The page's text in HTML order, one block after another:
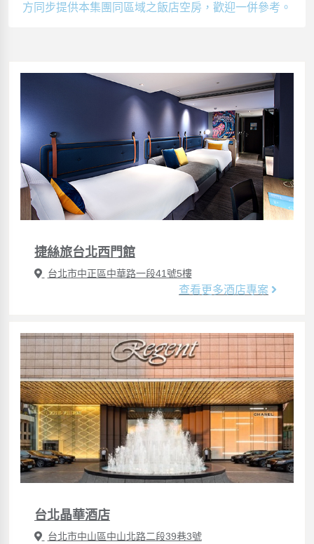
方同步提供本集團同區域之飯店空房，歡迎一併參考。
捷絲旅台北西門館
台北市中正區中華路一段41號5樓
查看更多酒店專案
台北晶華酒店
台北市中山區中山北路二段39巷3號